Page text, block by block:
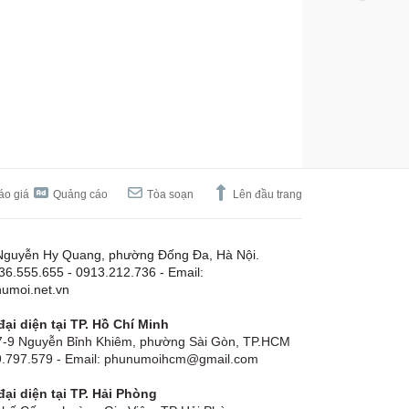
giá Quảng cáo Tòa soạn Lên đầu trang
Hy Quang, phường Đống Đa, Hà Nội.
- 0913.212.736 - Email:
diện tại TP. Hồ Chí Minh
9 Nguyễn Bỉnh Khiêm, phường Sài Gòn, TP.HCM
- Email: phunumoihcm@gmail.com
diện tại TP. Hải Phòng